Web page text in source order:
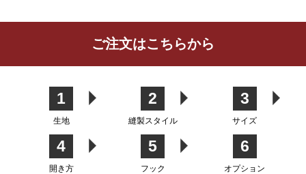
レビューを書く
カバー
テン
生地
ご注文はこちらから
1
生地
2
縫製スタイル
3
サイズ
4
開き方
5
フック
6
オプション